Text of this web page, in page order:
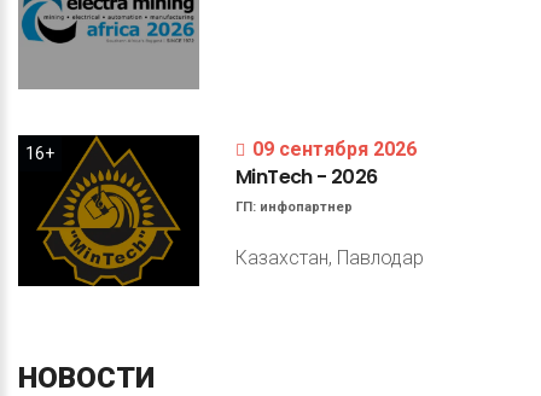
16+ 09 сентября 2026
MinTech- 2026
ГП: инфопартнер
Казахстан, Павлодар
НОВОСТИ